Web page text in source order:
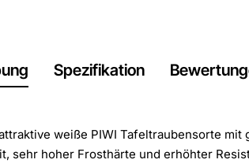
Spezifikation
weiße PIWI Tafeltraubensorte
sehr hoher Frosthärte und erhöhter